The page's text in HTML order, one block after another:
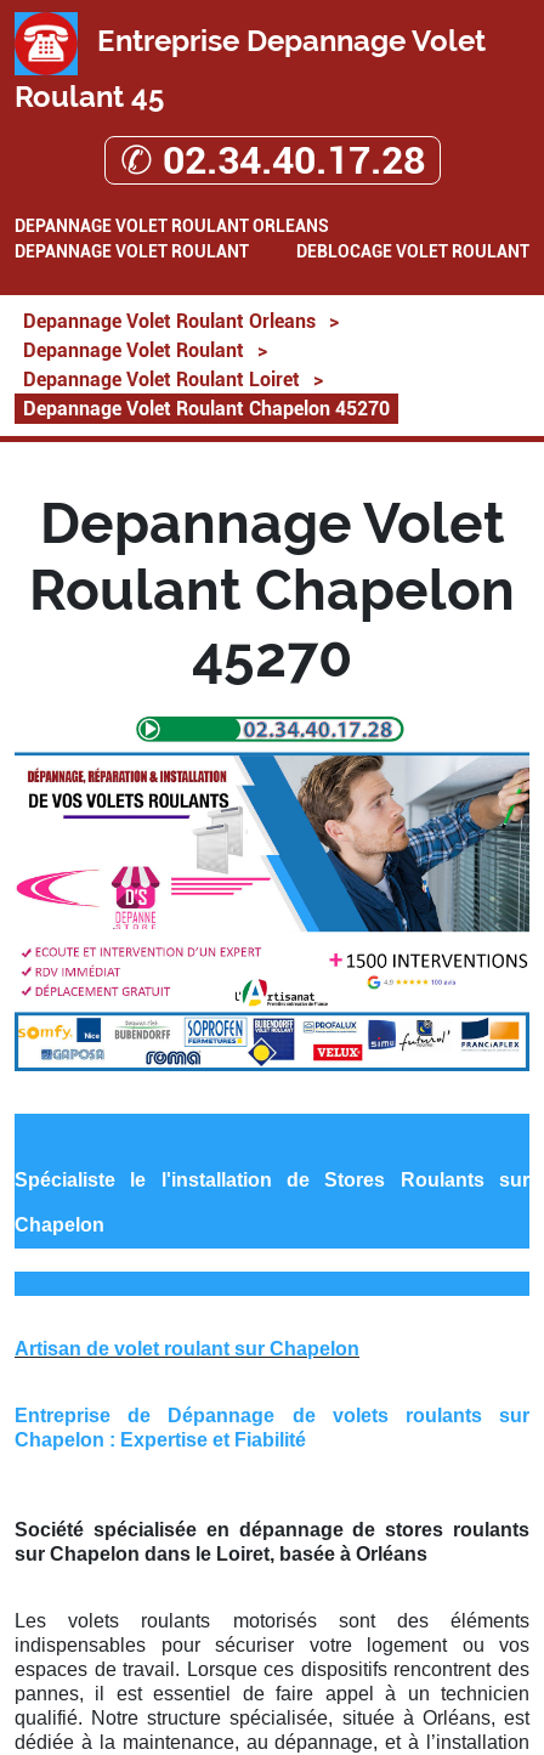
Entreprise Depannage Volet
Roulant 45
✆ 02.34.40.17.28
DEPANNAGE VOLET ROULANT ORLEANS
DEPANNAGE VOLET ROULANT
DEBLOCAGE VOLET ROULANT
Depannage Volet Roulant Orleans
>
Depannage Volet Roulant
>
Depannage Volet Roulant Loiret
>
Depannage Volet Roulant Chapelon 45270
Depannage Volet
Roulant Chapelon
45270
Spécialiste le l'installation de Stores Roulants sur
Chapelon
Artisan de volet roulant sur Chapelon
Entreprise de Dépannage de volets roulants sur
Chapelon : Expertise et Fiabilité
Société spécialisée en dépannage de stores roulants
sur Chapelon dans le Loiret, basée à Orléans
Les volets roulants motorisés sont des éléments
indispensables pour sécuriser votre logement ou vos
espaces de travail. Lorsque ces dispositifs rencontrent des
pannes, il est essentiel de faire appel à un technicien
qualifié. Notre structure spécialisée, située à Orléans, est
dédiée à la maintenance, au dépannage, et à l’installation